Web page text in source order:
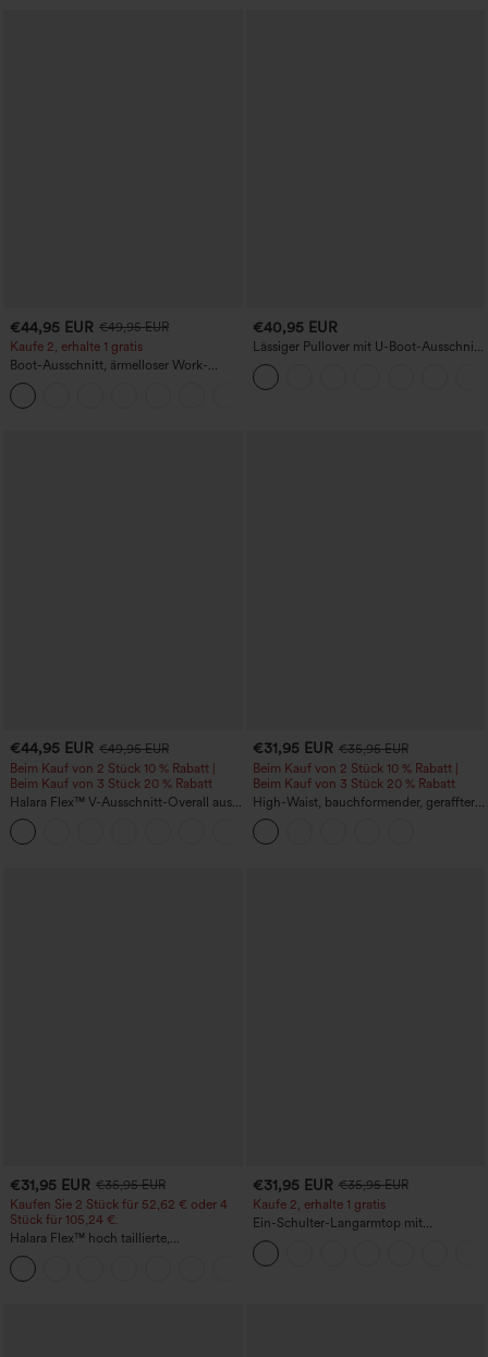
€44,95 EUR €49,95 EUR
Kaufe 2, erhalte 1 gratis
Boot-Ausschnitt, ärmelloser Work-
Jumpsuit mit seitlicher Bindung,
kühlender Cool-Touch-Effekt, gestreift
und mit Taschen – Easy Peezy Edition
€40,95 EUR
Lässiger Pullover mit U-Boot-Ausschnitt
und Fledermausärmeln.
€44,95 EUR €49,95 EUR
Beim Kauf von 2 Stück 10 % Rabatt |
Beim Kauf von 3 Stück 20 % Rabatt
Halara Flex™ V-Ausschnitt-Overall aus
gewaschenem Denim mit Taschen –
lässig
€31,95 EUR €35,95 EUR
Beim Kauf von 2 Stück 10 % Rabatt |
Beim Kauf von 3 Stück 20 % Rabatt
High-Waist, bauchformender, geraffter
Midirock mit geschwungenem Saum, 2-
in-1 Fleece/PU, lässig
€31,95 EUR €35,95 EUR
Kaufen Sie 2 Stück für 52,62 € oder 4
Stück für 105,24 €.
Halara Flex™ hoch taillierte,
figurformende Arbeitshose, die die Taille
schmaler wirken lässt, mit Taschen,
weitem Bein und Mikro-Waffelstruktur
€31,95 EUR €35,95 EUR
Kaufe 2, erhalte 1 gratis
Ein-Schulter-Langarmtop mit
Daumenloch, geschwungener Saum
(High-Low), schnell trocknend – Yoga-
Sporttop mit integriertem BH